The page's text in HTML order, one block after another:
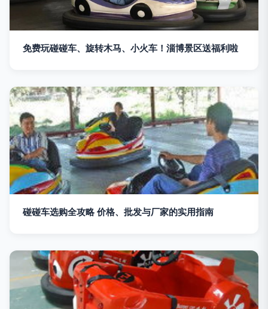
免费玩碰碰车、旋转木马、小火车！淄博景区送福利啦
碰碰车选购全攻略 价格、批发与厂家的实用指南